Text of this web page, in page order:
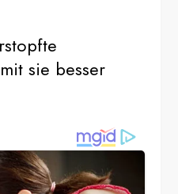
sie besser